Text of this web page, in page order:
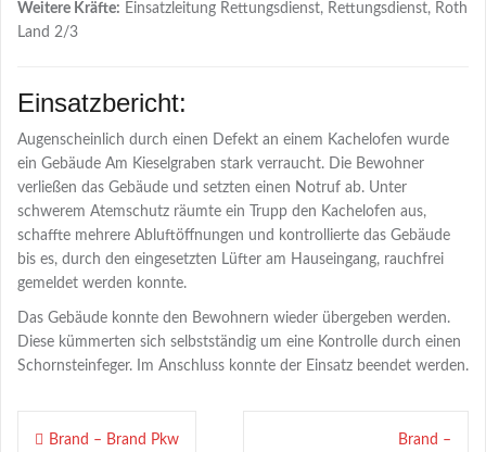
Weitere Kräfte: Einsatzleitung Rettungsdienst, Rettungsdienst, Roth
Land 2/3
Einsatzbericht:
Augenscheinlich durch einen Defekt an einem Kachelofen wurde
ein Gebäude Am Kieselgraben stark verraucht. Die Bewohner
verließen das Gebäude und setzten einen Notruf ab. Unter
schwerem Atemschutz räumte ein Trupp den Kachelofen aus,
schaffte mehrere Abluftöffnungen und kontrollierte das Gebäude
bis es, durch den eingesetzten Lüfter am Hauseingang, rauchfrei
gemeldet werden konnte.
Das Gebäude konnte den Bewohnern wieder übergeben werden.
Diese kümmerten sich selbstständig um eine Kontrolle durch einen
Schornsteinfeger. Im Anschluss konnte der Einsatz beendet werden.
Beitragsnavigation
Brand – Brand Pkw
Brand –